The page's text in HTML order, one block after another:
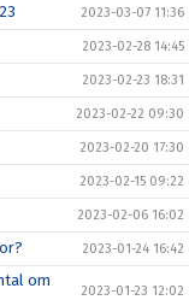
2023-03-07 11:36
2023-02-28 14:45
2023-02-23 18:31
2023-02-22 09:30
2023-02-20 17:30
2023-02-15 09:22
2023-02-06 16:02
2023-01-24 16:42
om
2023-01-23 12:02